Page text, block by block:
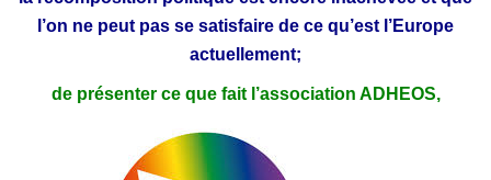
l’on ne peut pas se satisfaire de ce qu’est l’Europe
actuellement;
de présenter ce que fait l’association ADHEOS,